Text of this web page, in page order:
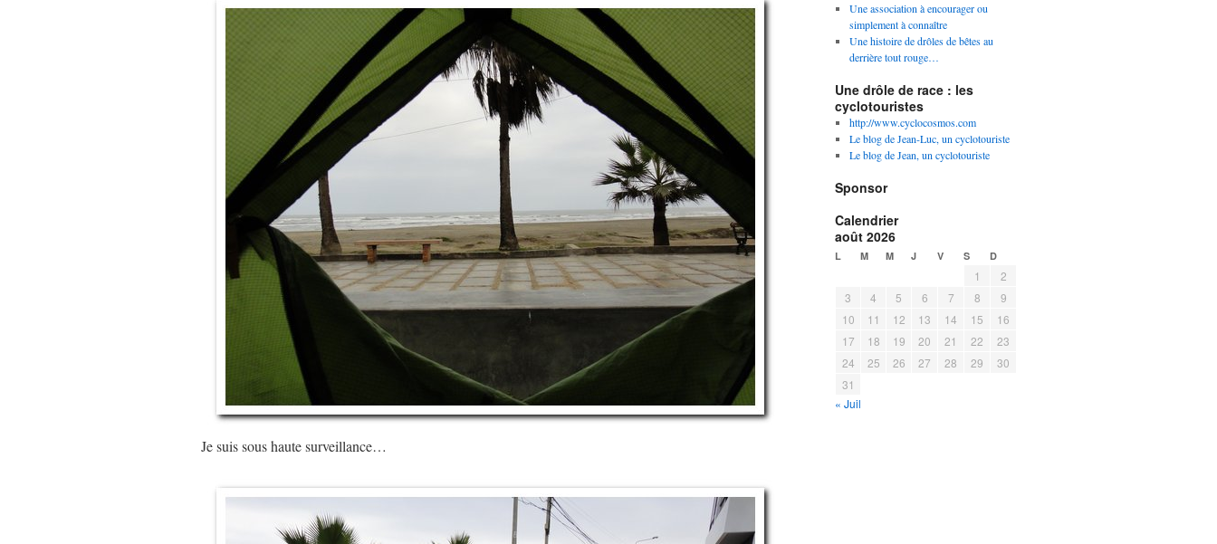
Je suis sous haute surveillance…
Une association à encourager ou
simplement à connaître
Une histoire de drôles de bêtes au
derrière tout rouge…
Une drôle de race : les
cyclotouristes
http://www.cyclocosmos.com
Le blog de Jean-Luc, un cyclotouriste
Le blog de Jean, un cyclotouriste
Sponsor
Calendrier
août 2026
L M M J V S D
1
2
3
4 5 6 7 8
9
10
11 12 13 14 15
16
17
18 19 20 21 22
23
24
25 26 27 28 29
30
31
« Juil